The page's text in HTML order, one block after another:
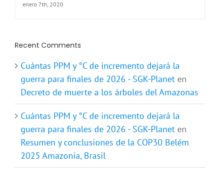
enero 7th, 2020
Recent Comments
Cuántas PPM y °C de incremento dejará la
guerra para finales de 2026 - SGK-Planet en
Decreto de muerte a los árboles del Amazonas
Cuántas PPM y °C de incremento dejará la
guerra para finales de 2026 - SGK-Planet en
Resumen y conclusiones de la COP30 Belém
2025 Amazonia, Brasil